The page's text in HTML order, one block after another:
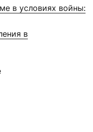
в условиях войны:
в